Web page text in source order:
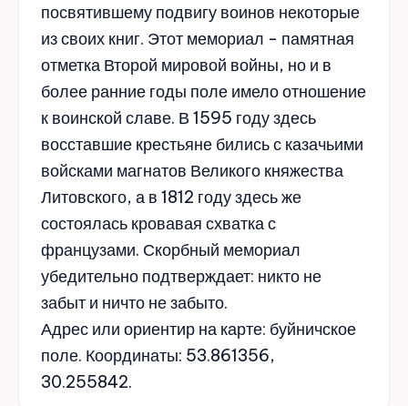
посвятившему подвигу воинов некоторые
из своих книг. Этот мемориал - памятная
отметка Второй мировой войны, но и в
более ранние годы поле имело отношение
к воинской славе. В 1595 году здесь
восставшие крестьяне бились с казачьими
войсками магнатов Великого княжества
Литовского, а в 1812 году здесь же
состоялась кровавая схватка с
французами. Скорбный мемориал
убедительно подтверждает: никто не
забыт и ничто не забыто.
Адрес или ориентир на карте: буйничское
поле. Координаты: 53.861356,
30.255842.